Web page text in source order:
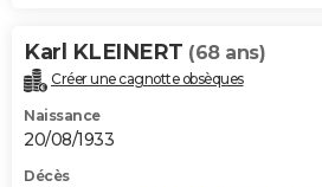
Karl KLEINERT (68 ans)
Créer une cagnotte obsèques
Naissance
20/08/1933
Décès